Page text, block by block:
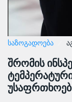
ᲡᲐᲖᲝᲒᲐᲓᲝᲔᲑᲐ
შრომის